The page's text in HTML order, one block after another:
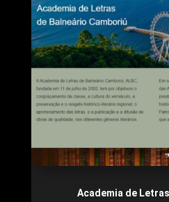
Academia de